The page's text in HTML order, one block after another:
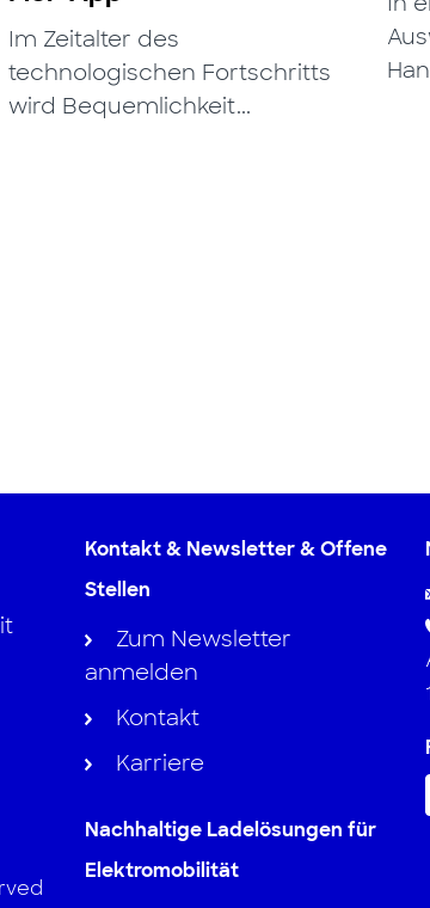
Im Zeitalter des
technologischen Fortschritts
wird Bequemlichkeit...
Kontakt & Newsletter & Offene
Stellen
Zum Newsletter
anmelden
Kontakt
Karriere
Nachhaltige Ladelösungen für
Elektromobilität